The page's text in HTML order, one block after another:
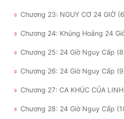
Chương 23: NGUY CƠ 24 GIỜ
Chương 24: Khủng Hoảng 24
Chương 25: 24 Giờ Nguy Cấp
Chương 26: 24 Giờ Nguy Cấp
Chương 27: CA KHÚC CỦA
Chương 28: 24 Giờ Nguy Cấp